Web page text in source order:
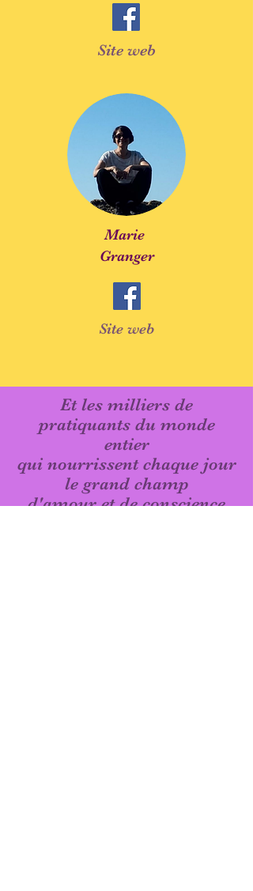
Site web
Marie
Granger
Site web
Et les milliers de
pratiquants du monde
entier
qui nourrissent chaque jour
le grand champ
d'amour et de conscience